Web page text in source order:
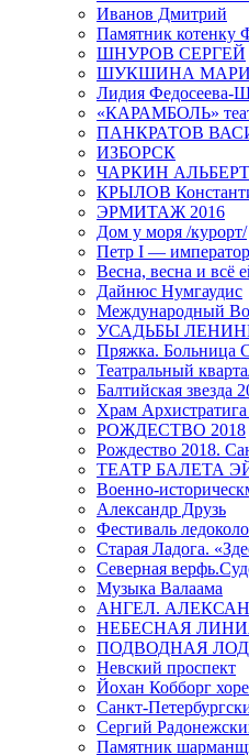
Иванов Дмитрий
Памятник котенку
ШНУРОВ СЕРГЕЙ
ШУКШИНА
Лидия Федосеева-
«КАРАМБОЛЬ»
ПАНКРАТОВ
ИЗБОРСК
ЧАРКИН АЛЬБЕРТ
КРЫЛОВ
ЭРМИТАЖ 2016
Дом у моря /курорт/
Петр I — император
Весна, весна и всё
Дайнюс Нумгаудис
Международный
УСАДЬБЫ
Пряжка. Больница
Театральный
Балтийская звезда
Храм
РОЖДЕСТВО 2018
Рождество 2018.
ТЕАТР БАЛЕТА
Военно-
Александр Друзь
Фестиваль
Старая Ладога.
Северная
Музыка Валаама
АНГЕЛ.
НЕБЕСНАЯ
ПОДВОДНАЯ
Невский проспект
Йохан Кобборг
Санкт-
Сергий
Памятник